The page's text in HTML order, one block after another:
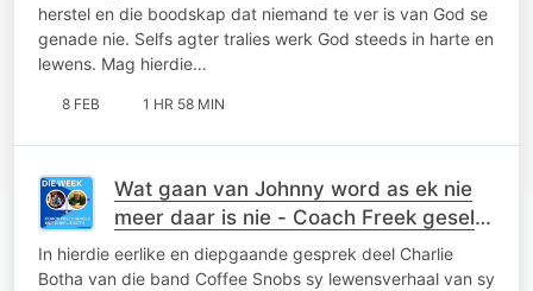
herstel en die boodskap dat niemand te ver is van God se
genade nie. Selfs agter tralies werk God steeds in harte en
lewens. Mag hierdie…
8 FEB 1 HR 58 MIN
Wat gaan van Johnny word as ek nie
meer daar is nie - Coach Freek gesels
met Charlie Botha.
In hierdie eerlike en diepgaande gesprek deel Charlie
Botha van die band Coffee Snobs sy lewensverhaal van sy